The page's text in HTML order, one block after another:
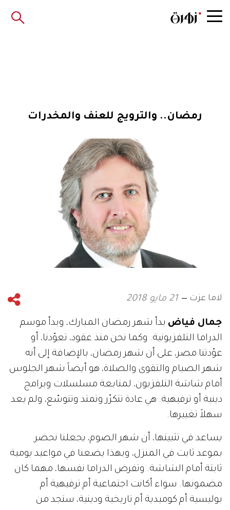
رمضان.. والترويج للعنف والمخدرات
لاما عزت 21 مايو 2018
جمال فياض بدأ شهر رمضان المبارك، وبدأ موسم
الدراما التلفزيونية. وكما نحن منذ عقود، تعوّدنا، أو
عوّدتنا مصر، على أن شهر رمضان، بالإضافة إلى أنه
شهر الصيام والتقوى والصلاة، هو أيضاً شهر الجلوس
أمام شاشة التلفزيون، لمتابعة مسلسلات وبرامج
دينية أو ترفيهية. هي عادة تتكرّر وتمتد وتتوسّع، ولم يعد
سهلاً تغييرها.
يساعد في تثبيتها، أن شهر الصوم، يجعلنا نحضر
بموعد ثابت في المنزل، وبهذا يضعنا في مواعيد يومية
ثابتة أمام الشاشة. وتفرض الدراما نفسها، مهما كان
مضمونها. سواء أكانت اجتماعية أم ترفيهية أم
بوليسية أم كوميدية أم تاريخية ودينية، ستجد من